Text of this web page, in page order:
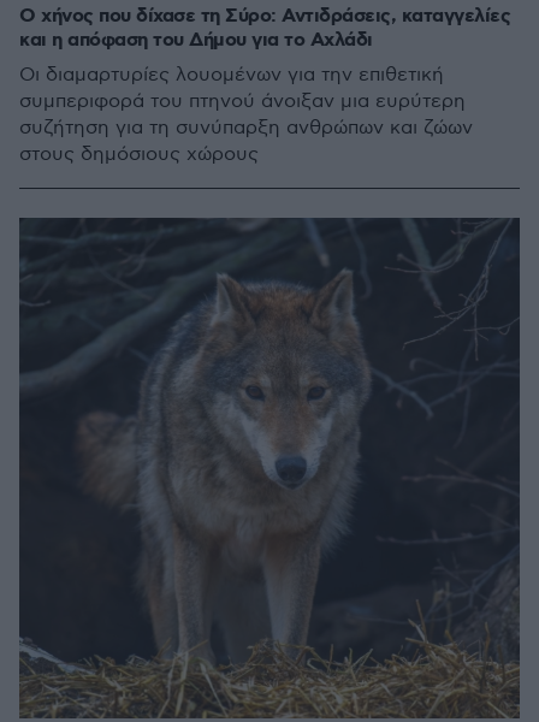
Ο χήνος που δίχασε τη Σύρο: Αντιδράσεις, καταγγελίες
και η απόφαση του Δήμου για το Αχλάδι
Οι διαμαρτυρίες λουομένων για την επιθετική
συμπεριφορά του πτηνού άνοιξαν μια ευρύτερη
συζήτηση για τη συνύπαρξη ανθρώπων και ζώων
στους δημόσιους χώρους